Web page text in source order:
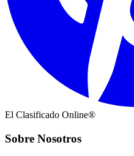
El Clasificado Online®
Sobre Nosotros